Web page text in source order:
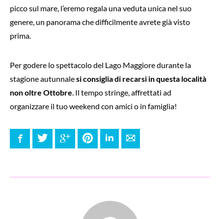
picco sul mare, l’eremo regala una veduta unica nel suo
genere, un panorama che difficilmente avrete già visto
prima.
Per godere lo spettacolo del Lago Maggiore durante la
stagione autunnalesi consiglia di recarsi in questa località
non oltre Ottobre. Il tempo stringe, affrettati ad
organizzare il tuo weekend con amici o in famiglia!
FacebookTwitter Google+ PinterestLinkedInE-mail